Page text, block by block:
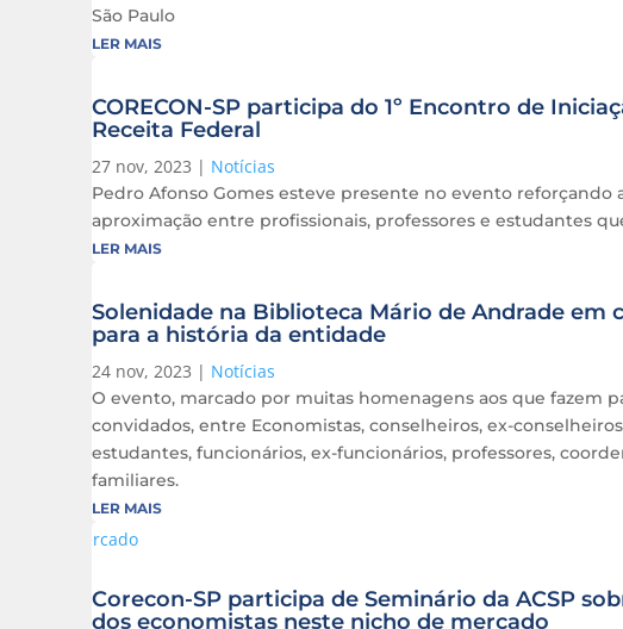
São Paulo
LER MAIS
CORECON-SP participa do 1º Encontro de
Receita Federal
27 nov, 2023 | Notícias
Pedro Afonso Gomes esteve presente no evento
aproximação entre profissionais, professores e estudantes
LER MAIS
Solenidade na Biblioteca Mário de Andrade em
para a história da entidade
24 nov, 2023 | Notícias
O evento, marcado por muitas homenagens aos que fazem
convidados, entre Economistas, conselheiros, ex-
estudantes, funcionários, ex-funcionários, professores,
familiares.
LER MAIS
Corecon-SP participa de Seminário da ACSP
dos economistas neste nicho de mercado